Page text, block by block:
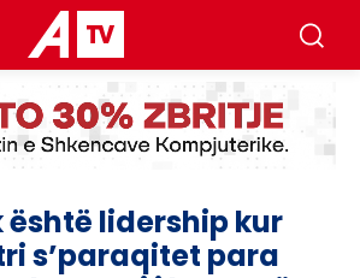
është lidership kur
s’paraqitet para